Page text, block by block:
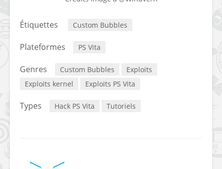
Étiquettes Custom Bubbles
Plateformes PS Vita
Genres Custom Bubbles
Exploits
Exploits kernel
Exploits PS Vita
Types Hack PS Vita Tutoriels